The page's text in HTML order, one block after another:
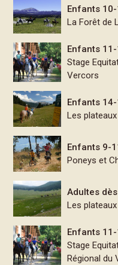
Enfants
La Forêt de
Enfants
Stage
Vercors
Enfants
Les
Enfants 9-
Poneys et
Adultes
Les
Enfants
Stage
Régional du